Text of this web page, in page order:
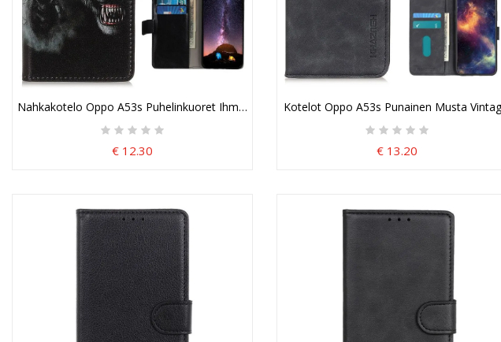
Nahkakotelo Oppo A53s Puhelinkuoret Ihmissusi
€ 12.30
Kotelot Oppo A53s Punainen Musta
€ 13.20